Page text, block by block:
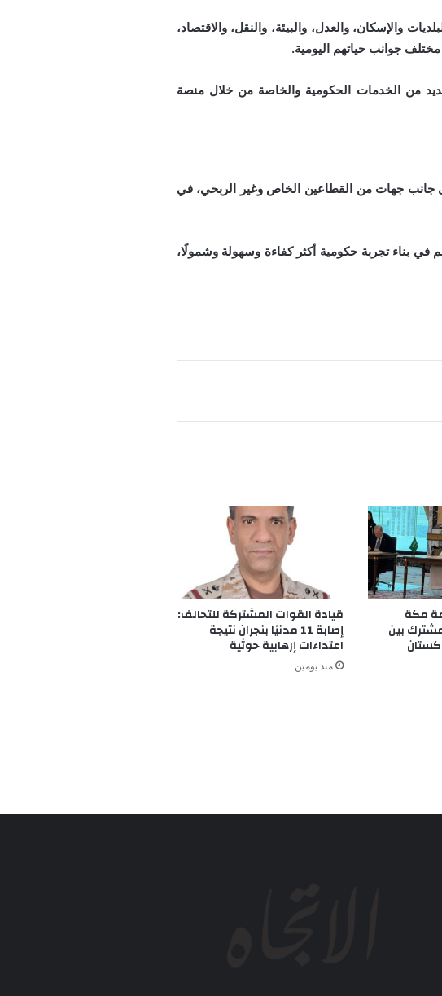
والإسكان، والعدل، والبيئة، والنقل، والاقتصاد،
جوانب حياتهم اليومية.
من الخدمات الحكومية والخاصة من خلال منصة
جانب جهات من القطاعين الخاص وغير الربحي، في
بناء تجربة حكومية أكثر كفاءة وسهولة وشمولًا،
مكة
بين
قيادة القوات المشتركة للتحالف:
إصابة 11 مدنيًا بنجران نتيجة
اعتداءات إرهابية حوثية
منذ يومين